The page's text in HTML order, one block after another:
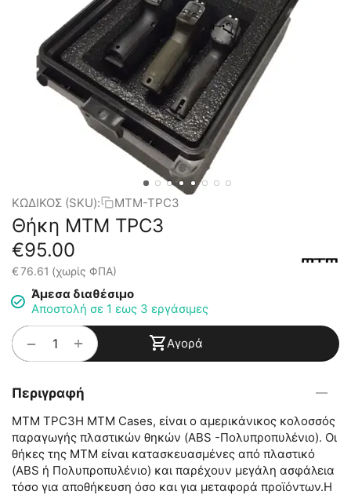
ΚΩΔΙΚΟΣ (SKU): MTM-TPC3
Θήκη MTM TPC3
€95.00
€76.61 (χωρίς ΦΠΑ)
Άμεσα διαθέσιμο
Αποστολή σε 1 εως 3 εργάσιμες
+
− Αγορά
Περιγραφή
MTM TPC3Η ΜΤΜ Cases, είναι ο αμερικάνικος κολοσσός
παραγωγής πλαστικών θηκών (ABS -Πολυπροπυλένιο). Οι
θήκες της MTM είναι κατασκευασμένες από πλαστικό
(ABS ή Πολυπροπυλένιο) και παρέχουν μεγάλη ασφάλεια
τόσο για αποθήκευση όσο και για μεταφορά προϊόντων.Η